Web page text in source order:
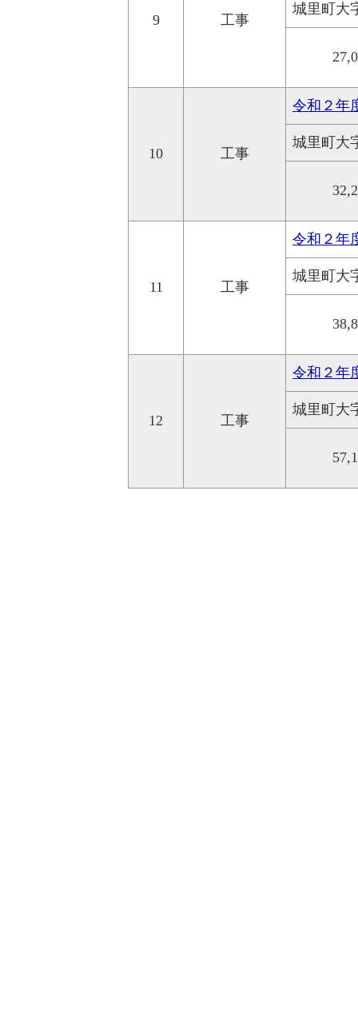
9 工事
城里町
10 工事
令和２年
城里町
11 工事
令和２年
城里町大
12 工事
令和２年
城里町